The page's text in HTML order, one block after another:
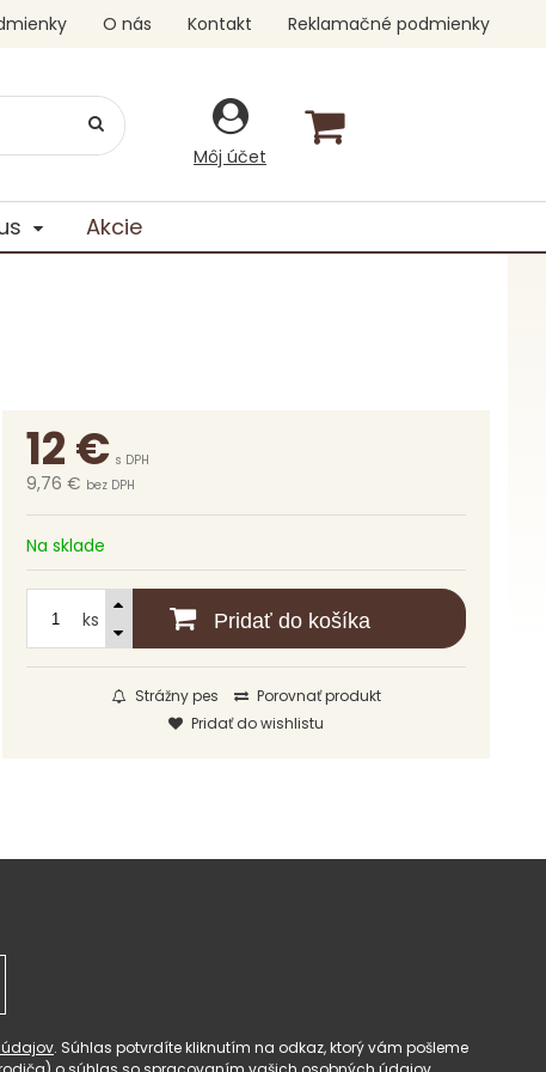
Môj účet
O nás Kontakt Reklamačné podmienky
Akcie
12€ s DPH
9,76 € bez DPH
Na sklade
ks Pridať do košíka
Strážny pes
Porovnať produkt
Pridať do wishlistu
. Súhlas potvrdíte kliknutím na odkaz, ktorý vám pošleme